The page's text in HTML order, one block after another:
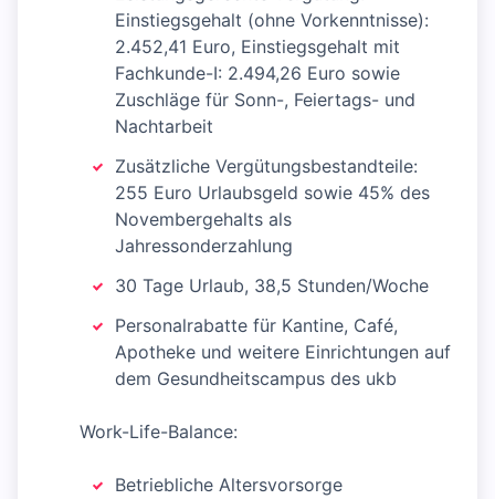
Einstiegsgehalt (ohne Vorkenntnisse):
2.452,41 Euro, Einstiegsgehalt mit
Fachkunde-I: 2.494,26 Euro sowie
Zuschläge für Sonn-, Feiertags- und
Nachtarbeit
Zusätzliche Vergütungsbestandteile:
255 Euro Urlaubsgeld sowie 45% des
Novembergehalts als
Jahressonderzahlung
30 Tage Urlaub, 38,5 Stunden/Woche
Personalrabatte für Kantine, Café,
Apotheke und weitere Einrichtungen auf
dem Gesundheitscampus des ukb
Work-Life-Balance:
Betriebliche Altersvorsorge